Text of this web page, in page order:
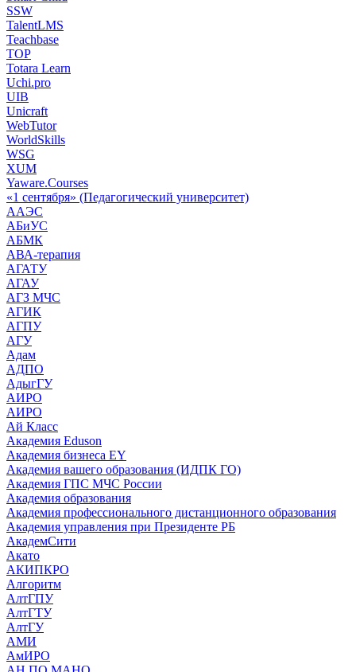
SSW
TalentLMS
Teachbase
TOP
Totara Learn
Uchi.pro
UIB
Unicraft
WebTutor
WorldSkills
WSG
XUM
Yaware.Courses
«1 сентября» (Педагогический университет)
ААЭС
АБиУС
АБМК
АВА-терапия
АГАТУ
АГАУ
АГЗ МЧС
АГИК
АГПУ
АГУ
Адам
АДПО
АдыгГУ
АИРО
АИРО
Ай Класс
Академия Eduson
Академия бизнеса EY
Академия вашего образования (ИДПК ГО)
Академия ГПС МЧС России
Академия образования
Академия профессионального дистанционного образования
Академия управления при Президенте РБ
АкадемСити
Акато
АКИПКРО
Алгоритм
АлтГПУ
АлтГТУ
АлтГУ
АМИ
АмИРО